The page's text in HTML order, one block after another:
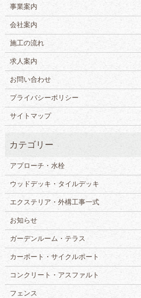
事業案内
会社案内
施工の流れ
求人案内
お問い合わせ
プライバシーポリシー
サイトマップ
アプローチ・水栓
ウッドデッキ・タイルデッキ
エクステリア・外構工事一式
お知らせ
ガーデンルーム・テラス
カーポート・サイクルポート
コンクリート・アスファルト
フェンス